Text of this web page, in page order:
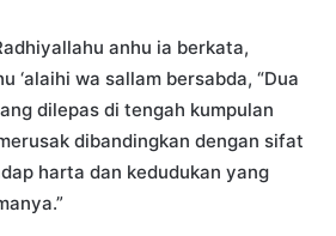
anhu ia berkata,
‘alaihi wa sallam bersabda, “Dua
dilepas di tengah kumpulan
dibandingkan dengan sifat
harta dan kedudukan yang